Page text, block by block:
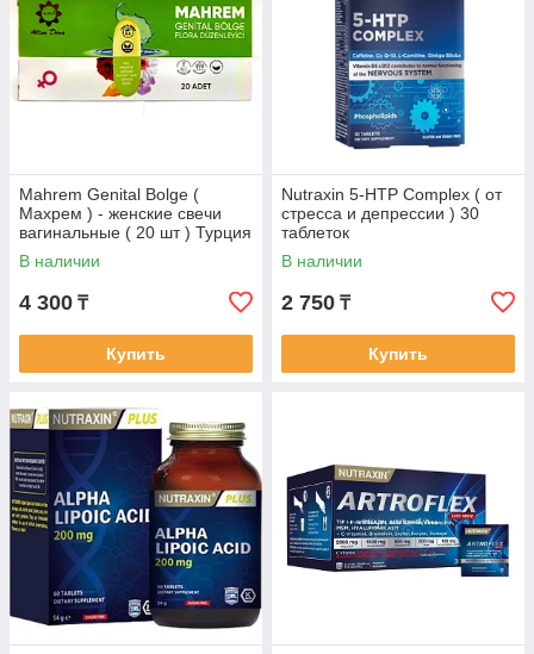
Mahrem Genital Bolge (
Махрем ) - женские свечи
вагинальные ( 20 шт ) Турция
В наличии
4 300 ₸
Купить
Nutraxin 5-HTP Complex ( от
стресса и депрессии ) 30
таблеток
В наличии
2 750 ₸
Купить